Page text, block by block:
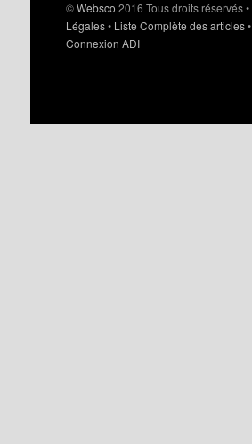
©Websco 2016 Tous droits réservés •
Légales• Liste Complète des articles•
Connexion ADI